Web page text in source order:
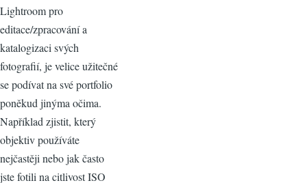
Lightroom pro
editace/zpracování a
katalogizaci svých
fotografií, je velice užitečné
se podívat na své portfolio
poněkud jinýma očima.
Například zjistit, který
objektiv používáte
nejčastěji nebo jak často
jste fotili na citlivost ISO